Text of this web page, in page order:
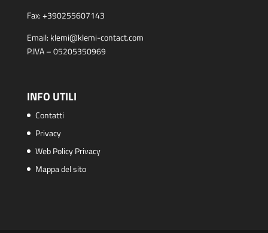
Fax:+390255607143
Email: klemi@klemi-contact.com
P.IVA – 05205350969
INFO UTILI
Contatti
Privacy
Web Policy Privacy
Mappa del sito